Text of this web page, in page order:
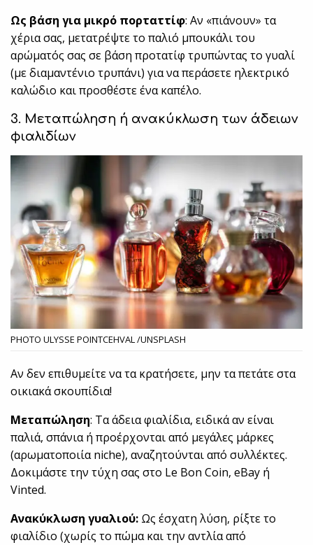
Ως βάση για μικρό πορταττίφ: Αν «πιάνουν» τα
χέρια σας, μετατρέψτε το παλιό μπουκάλι του
αρώματός σας σε βάση προτατίφ τρυπώντας το γυαλί
(με διαμαντένιο τρυπάνι) για να περάσετε ηλεκτρικό
καλώδιο και προσθέστε ένα καπέλο.
3. Μεταπώληση ή ανακύκλωση των άδειων
φιαλιδίων
PHOTO ULYSSE POINTCEHVAL /UNSPLASH
Αν δεν επιθυμείτε να τα κρατήσετε, μην τα πετάτε στα
οικιακά σκουπίδια!
Μεταπώληση: Τα άδεια φιαλίδια, ειδικά αν είναι
παλιά, σπάνια ή προέρχονται από μεγάλες μάρκες
(αρωματοποιία niche), αναζητούνται από συλλέκτες.
Δοκιμάστε την τύχη σας στο Le Bon Coin, eBay ή
Vinted.
Ανακύκλωση γυαλιού: Ως έσχατη λύση, ρίξτε το
φιαλίδιο (χωρίς το πώμα και την αντλία από